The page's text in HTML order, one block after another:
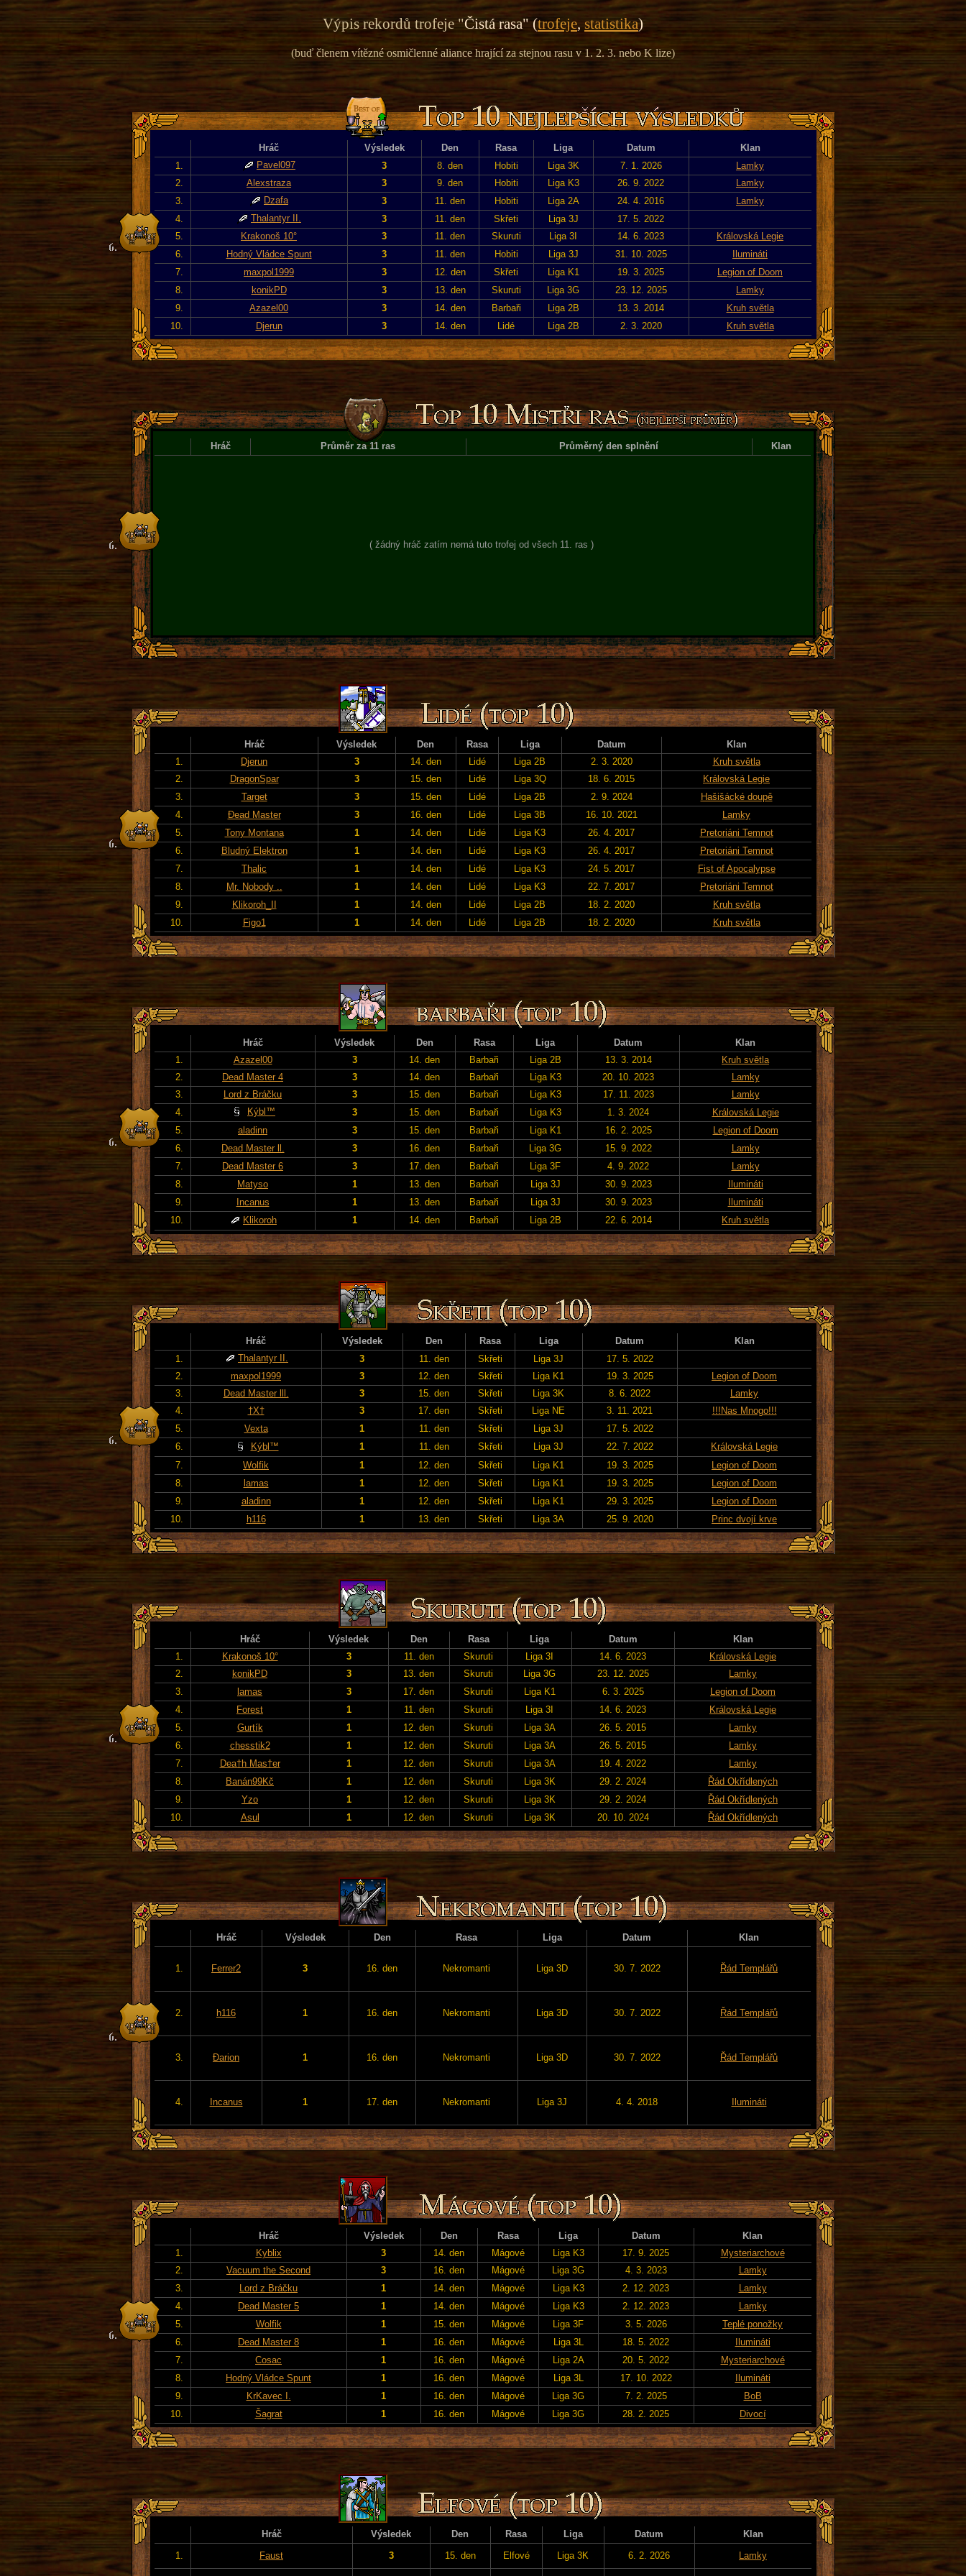
Výpis rekordů trofeje "Čistá rasa" (trofeje, statistika)
(buď členem vítězné osmičlenné aliance hrající za stejnou rasu v 1. 2. 3. nebo K lize)
Hráč Výsledek Den Rasa Liga Datum
Klan
1.
Pavel097 3 8. den Hobiti Liga 3K 7. 1. 2026
Lamky
2.
Alexstraza 3 9. den Hobiti Liga K3 26. 9. 2022
Lamky
3.
Dzafa 3 11. den Hobiti Liga 2A 24. 4. 2016
Lamky
4.
Thalantyr II. 3 11. den Skřeti Liga 3J
17. 5. 2022
5.
Krakonoš 10° 3 11. den Skuruti Liga 3I 14. 6. 2023
Královská Legie
6.
Hodný Vládce Spunt 3 11. den Hobiti Liga 3J 31. 10. 2025
Ilumináti
7.
maxpol1999 3 12. den Skřeti Liga K1 19. 3. 2025
Legion of Doom
8.
konikPD 3 13. den Skuruti Liga 3G 23. 12. 2025
Lamky
9.
Azazel00 3 14. den Barbaři Liga 2B 13. 3. 2014
Kruh světla
10.
Djerun 3 14. den Lidé Liga 2B 2. 3. 2020 Kruh světla
Hráč Průměr za 11 ras Průměrný den splnění Klan
( žádný hráč zatím nemá tuto trofej od všech 11. ras )
Hráč Výsledek Den Rasa Liga Datum
Klan
1.
Djerun 3 14. den Lidé Liga 2B 2. 3. 2020
Kruh světla
2.
DragonSpar 3 15. den Lidé Liga 3Q 18. 6. 2015
Královská Legie
3.
Target 3 15. den Lidé Liga 2B 2. 9. 2024
Hašišácké doupě
4.
Đead Master 3 16. den Lidé Liga 3B 16. 10. 2021
Lamky
5.
Tony Montana 1 14. den Lidé Liga K3 26. 4. 2017
Pretoriáni Temnot
6.
Bludný Elektron 1 14. den Lidé Liga K3 26. 4. 2017
Pretoriáni Temnot
7.
Thalic 1 14. den Lidé Liga K3 24. 5. 2017
Fist of Apocalypse
8.
Mr. Nobody .. 1 14. den Lidé Liga K3 22. 7. 2017
Pretoriáni Temnot
9.
Klikoroh_II 1 14. den Lidé Liga 2B 18. 2. 2020
Kruh světla
10.
Figo1 1 14. den Lidé Liga 2B 18. 2. 2020 Kruh světla
Hráč Výsledek Den Rasa Liga Datum
Klan
1.
Azazel00 3 14. den Barbaři Liga 2B 13. 3. 2014
Kruh světla
2.
Dead Master 4 3 14. den Barbaři Liga K3 20. 10. 2023
Lamky
3.
Lord z Bráčku 3 15. den Barbaři Liga K3 17. 11. 2023
Lamky
4.
Kýbl™ 3 15. den Barbaři Liga K3 1. 3. 2024
Královská Legie
5.
aladinn 3 15. den Barbaři Liga K1 16. 2. 2025
Legion of Doom
6.
Dead Master ll. 3 16. den Barbaři Liga 3G 15. 9. 2022
Lamky
7.
Dead Master 6 3 17. den Barbaři Liga 3F 4. 9. 2022
Lamky
8.
Matyso 1 13. den Barbaři Liga 3J 30. 9. 2023
Ilumináti
9.
Incanus 1 13. den Barbaři Liga 3J 30. 9. 2023
Ilumináti
10.
Klikoroh 1 14. den Barbaři Liga 2B 22. 6. 2014 Kruh světla
Hráč Výsledek Den Rasa Liga Datum
Klan
1.
Thalantyr II. 3 11. den Skřeti Liga 3J
17. 5. 2022
2.
maxpol1999 3 12. den Skřeti Liga K1 19. 3. 2025
Legion of Doom
3.
Dead Master lll. 3 15. den Skřeti Liga 3K 8. 6. 2022
Lamky
4.
†X† 3 17. den Skřeti Liga NE 3. 11. 2021
!!!Nas Mnogo!!!
5.
Vexta 1 11. den Skřeti Liga 3J
17. 5. 2022
6.
Kýbl™ 1 11. den Skřeti Liga 3J 22. 7. 2022
Královská Legie
7.
Wolfik 1 12. den Skřeti Liga K1 19. 3. 2025
Legion of Doom
8.
lamas 1 12. den Skřeti Liga K1 19. 3. 2025
Legion of Doom
9.
aladinn 1 12. den Skřeti Liga K1 29. 3. 2025
Legion of Doom
10.
h116 1 13. den Skřeti Liga 3A 25. 9. 2020 Princ dvojí krve
Hráč Výsledek Den Rasa Liga Datum
Klan
1.
Krakonoš 10° 3 11. den Skuruti Liga 3I 14. 6. 2023
Královská Legie
2.
konikPD 3 13. den Skuruti Liga 3G 23. 12. 2025
Lamky
3.
lamas 3 17. den Skuruti Liga K1 6. 3. 2025
Legion of Doom
4.
Forest 1 11. den Skuruti Liga 3I 14. 6. 2023
Královská Legie
5.
Gurtík 1 12. den Skuruti Liga 3A 26. 5. 2015
Lamky
6.
chesstik2 1 12. den Skuruti Liga 3A 26. 5. 2015
Lamky
7.
Dea†h Mas†er 1 12. den Skuruti Liga 3A 19. 4. 2022
Lamky
8.
Banán99Kč 1 12. den Skuruti Liga 3K 29. 2. 2024
Řád Okřídlených
9.
Yzo 1 12. den Skuruti Liga 3K 29. 2. 2024
Řád Okřídlených
10.
Asul 1 12. den Skuruti Liga 3K 20. 10. 2024 Řád Okřídlených
Hráč Výsledek Den Rasa Liga Datum Klan
1. Ferrer2 3 16. den Nekromanti Liga 3D 30. 7. 2022 Řád Templářů
2. h116 1 16. den Nekromanti Liga 3D 30. 7. 2022 Řád Templářů
3. Đarion 1 16. den Nekromanti Liga 3D 30. 7. 2022 Řád Templářů
4. Incanus 1 17. den Nekromanti Liga 3J 4. 4. 2018 Ilumináti
Hráč Výsledek Den Rasa Liga Datum
Klan
1.
Kyblix 3 14. den Mágové Liga K3 17. 9. 2025
Mysteriarchové
2.
Vacuum the Second 3 16. den Mágové Liga 3G 4. 3. 2023
Lamky
3.
Lord z Bráčku 1 14. den Mágové Liga K3 2. 12. 2023
Lamky
4.
Dead Master 5 1 14. den Mágové Liga K3 2. 12. 2023
Lamky
5.
Wolfik 1 15. den Mágové Liga 3F 3. 5. 2026
Teplé ponožky
6.
Dead Master 8 1 16. den Mágové Liga 3L 18. 5. 2022
Ilumináti
7.
Cosac 1 16. den Mágové Liga 2A 20. 5. 2022
Mysteriarchové
8.
Hodný Vládce Spunt 1 16. den Mágové Liga 3L 17. 10. 2022
Ilumináti
9.
KrKavec I. 1 16. den Mágové Liga 3G 7. 2. 2025
BoB
10.
Šagrat 1 16. den Mágové Liga 3G 28. 2. 2025 Divocí
Hráč Výsledek Den Rasa Liga Datum
Klan
1.
Faust 3 15. den Elfové Liga 3K 6. 2. 2026 Lamky